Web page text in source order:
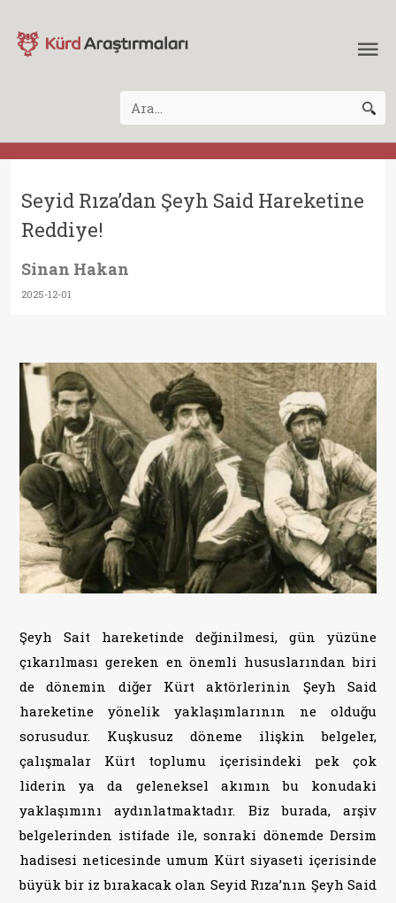
Seyid Rıza’dan Şeyh Said Hareketine
Reddiye!
Sinan Hakan
2025-12-01
Şeyh Sait hareketinde değinilmesi, gün yüzüne
çıkarılması gereken en önemli hususlarından biri
de dönemin diğer Kürt aktörlerinin Şeyh Said
hareketine yönelik yaklaşımlarının ne olduğu
sorusudur. Kuşkusuz döneme ilişkin belgeler,
çalışmalar Kürt toplumu içerisindeki pek çok
liderin ya da geleneksel akımın bu konudaki
yaklaşımını aydınlatmaktadır. Biz burada, arşiv
belgelerinden istifade ile, sonraki dönemde Dersim
hadisesi neticesinde umum Kürt siyaseti içerisinde
büyük bir iz bırakacak olan Seyid Rıza’nın Şeyh Said